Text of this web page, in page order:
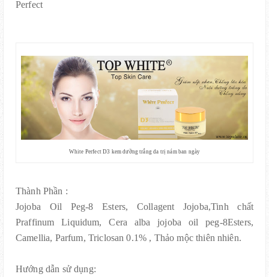
Perfect
White Perfect D3 kem dưỡng trắng da trị nám ban ngày
Thành Phần :
Jojoba Oil Peg-8 Esters, Collagent Jojoba,Tinh chất
Praffinum Liquidum, Cera alba jojoba oil peg-8Esters,
Camellia, Parfum, Triclosan 0.1% , Thảo mộc thiên nhiên.
Hướng dẫn sử dụng: